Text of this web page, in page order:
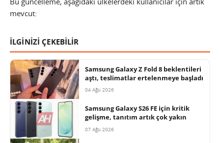
mevcut:
İLGİNİZİ ÇEKEBİLİR
Samsung Galaxy Z Fold 8 beklentileri
aştı, teslimatlar ertelenmeye başladı
04 Ağu 2026
Samsung Galaxy S26 FE için kritik
gelişme, tanıtım artık çok yakın
07 Ağu 2026